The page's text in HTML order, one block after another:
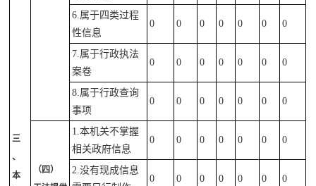
三
、
本
6.属于四类过程
性信息
0 0 0 0 0 0 0
7.属于行政执法
案卷
0 0 0 0 0 0 0
8.属于行政查询
事项
0 0 0 0 0 0 0
（四）
1.本机关不掌握
相关政府信息
0 0 0 0 0 0 0
2.没有现成信息
0 0 0 0 0 0 0